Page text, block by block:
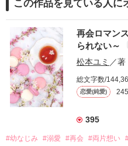
この作品を見ている人に
再会ロマン
られない～
松本ユミ ／著
総文字数/
恋愛(純愛)
395
#幼なじみ #溺愛 #再会 #両片想い